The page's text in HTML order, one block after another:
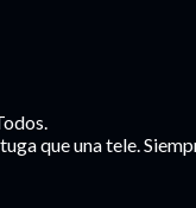
que una tele.